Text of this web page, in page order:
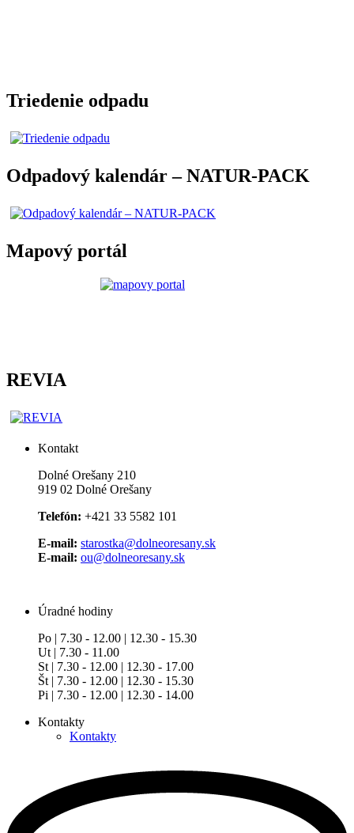
Triedenie odpadu
Odpadový kalendár – NATUR-PACK
Mapový portál
REVIA
Kontakt
Dolné Orešany 210
919 02 Dolné Orešany
Telefón: +421 33 5582 101
E-mail: starostka@dolneoresany.sk
E-mail: ou@dolneoresany.sk
Úradné hodiny
Po | 7.30 - 12.00 | 12.30 - 15.30
Ut | 7.30 - 11.00
St | 7.30 - 12.00 | 12.30 - 17.00
Št | 7.30 - 12.00 | 12.30 - 15.30
Pi | 7.30 - 12.00 | 12.30 - 14.00
Kontakty
Kontakty